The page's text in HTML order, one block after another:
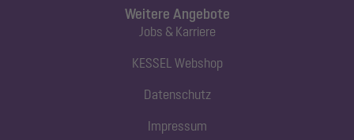
Weitere Angebote
Jobs & Karriere
KESSEL Webshop
Datenschutz
Impressum